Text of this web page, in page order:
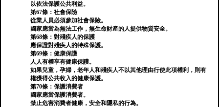
以依法保護公共利益。
第67條：社會保險
從業人員必須參加社會保險。
國家應當為無法工作，無生命財產的人提供物質安全。
第68條：對殘疾人的保護
應保證對殘疾人的特殊保護。
第69條：健康保護
人人有權享有健康保護。
如果兒童，孕婦，老年人和殘疾人不以其他理由行使此項權利，則有
權獲得公共收入的健康保護。
第70條：保護消費者
國家應當保護消費者。
禁止危害消費者健康，安全和隱私的行為。